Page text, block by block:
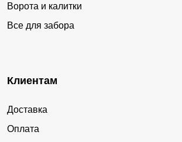
Ворота и калитки
Все для забора
Клиентам
Доставка
Оплата